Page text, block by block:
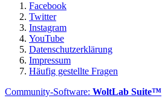
Facebook
Twitter
Instagram
YouTube
Datenschutzerklärung
Impressum
Häufig gestellte Fragen
Community-Software: WoltLab Suite™